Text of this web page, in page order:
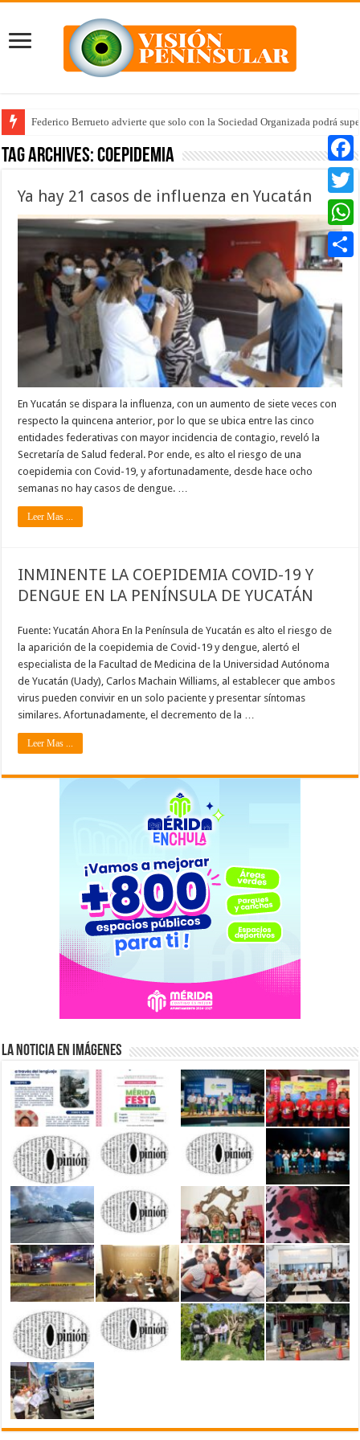
Federico Berrueto advierte que solo con la Sociedad Organizada podrá
Tag Archives:coepidemia
Ya hay 21 casos de influenza en Yucatán
En Yucatán se dispara la influenza, con un aumento de siete veces con
respecto la quincena anterior, por lo que se ubica entre las cinco
entidades federativas con mayor incidencia de contagio, reveló la
Secretaría de Salud federal. Por ende, es alto el riesgo de una
coepidemia con Covid-19, y afortunadamente, desde hace ocho
semanas no hay casos de dengue. …
Leer Mas ...
INMINENTE LA COEPIDEMIA COVID-19 Y
DENGUE EN LA PENÍNSULA DE YUCATÁN
Fuente: Yucatán Ahora En la Península de Yucatán es alto el riesgo de
la aparición de la coepidemia de Covid-19 y dengue, alertó el
especialista de la Facultad de Medicina de la Universidad Autónoma
de Yucatán (Uady), Carlos Machain Williams, al establecer que ambos
virus pueden convivir en un solo paciente y presentar síntomas
similares. Afortunadamente, el decremento de la …
Leer Mas ...
La Noticia en Imágenes
Twitter